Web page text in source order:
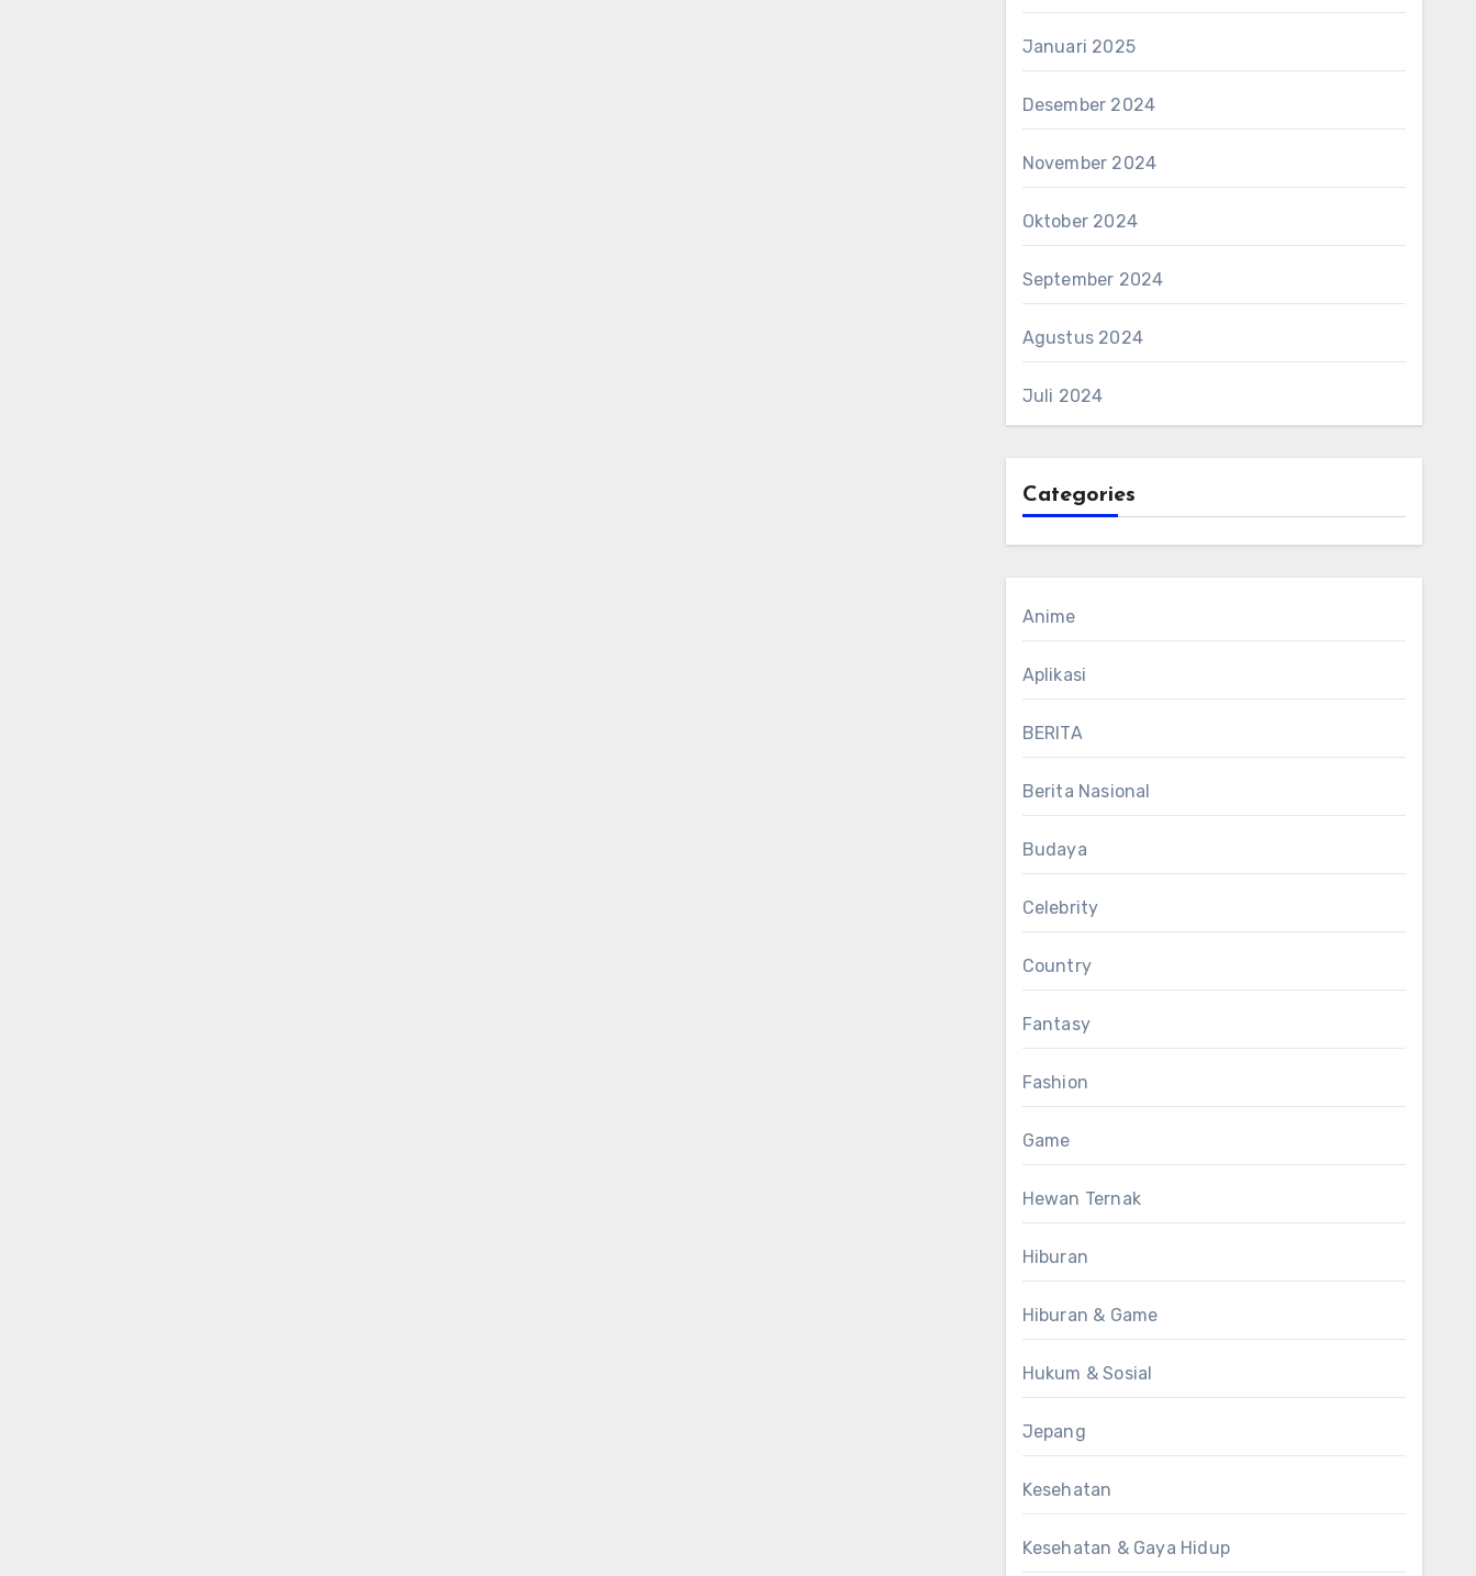
Januari 2025
Desember 2024
November 2024
Oktober 2024
September 2024
Agustus 2024
Juli 2024
Categories
Anime
Aplikasi
BERITA
Berita Nasional
Budaya
Celebrity
Country
Fantasy
Fashion
Game
Hewan Ternak
Hiburan
Hiburan & Game
Hukum & Sosial
Jepang
Kesehatan
Kesehatan & Gaya Hidup